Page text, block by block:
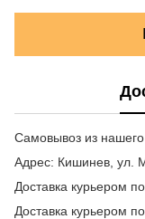
Самовывоз из
Адрес: Кишинев, ул.
Доставка курьером
Доставка курьером